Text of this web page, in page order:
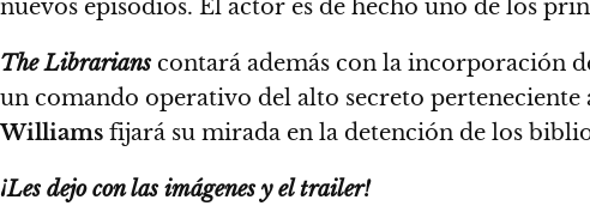
nuevos episodios. El actor es de hecho uno de los
The Librarians contará además con la incorporación
un comando operativo del alto secreto
Williams fijará su mirada en la detención de los
¡Les dejo con las imágenes y el trailer!